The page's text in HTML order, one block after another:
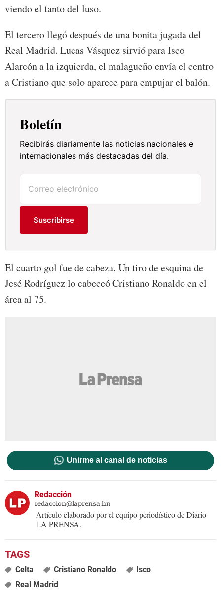
viendo el tanto del luso.
El tercero llegó después de una bonita jugada del
Real Madrid. Lucas Vásquez sirvió para Isco
Alarcón a la izquierda, el malagueño envía el centro
a Cristiano que solo aparece para empujar el balón.
Boletín
Recibirás diariamente las noticias nacionales e
internacionales más destacadas del día.
Suscribirse
El cuarto gol fue de cabeza. Un tiro de esquina de
Jesé Rodríguez lo cabeceó Cristiano Ronaldo en el
área al 75.
Unirme al canal de noticias
Redacción
redaccion@laprensa.hn
Artículo elaborado por el equipo periodístico de Diario
LA PRENSA.
Celta Cristiano Ronaldo
Isco
Real Madrid